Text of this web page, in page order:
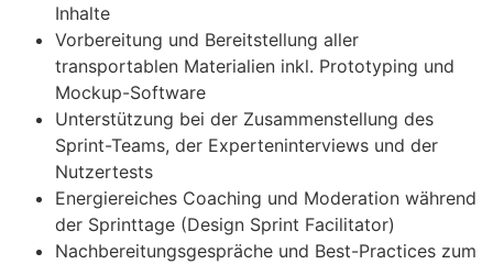
Inhalte
Vorbereitung und Bereitstellung aller
transportablen Materialien inkl. Prototyping und
Mockup-Software
Unterstützung bei der Zusammenstellung des
Sprint-Teams, der Experteninterviews und der
Nutzertests
Energiereiches Coaching und Moderation während
der Sprinttage (Design Sprint Facilitator)
Nachbereitungsgespräche und Best-Practices zum